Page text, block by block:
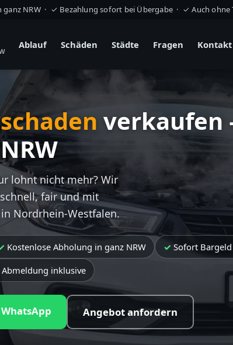
NRW · ✓ Bezahlung sofort bei Übergabe · ✓ Auch ohne
Ablauf Schäden Städte Fragen Kontakt
verkaufen
lohnt nicht mehr? Wir
fair und mit
Nordrhein-Westfalen.
Kostenlose Abholung in ganz NRW
Sofort
Abmeldung inklusive
WhatsApp Angebot anfordern